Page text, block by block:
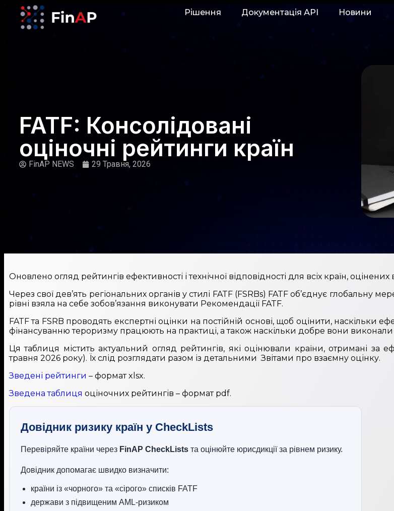
Рішення Документація АРІ Новини
FATF: Консолідовані
оціночні рейтинги країн
FinAP NEWS 29 Травня, 2026
Оновлено огляд рейтингів ефективності і технічної відповідності для всіх країн,
Через свої дев’ять регіональних органів у стилі FATF (FSRBs) FATF об’єднує
рівні взяла на себе зобов’язання виконувати Рекомендації FATF.
FATF та FSRB проводять експертні оцінки на постійній основі, щоб оцінити, наскільки
фінансуванню тероризму працюють на практиці, а також наскільки добре вони виконали
Ця таблиця містить актуальний огляд рейтингів, які оцінювали країни, отримані за
травня 2026 року). Їх слід розглядати разом із детальними Звітами про взаємну оцінку.
Зведені рейтинги – формат xlsx.
Зведена таблиця оціночних рейтингів – формат pdf.
Довідник ризику країн у CheckLists
Перевіряйте країни через FinAP CheckLists та оцінюйте юрисдикції за рівнем ризику.
Довідник допомагає швидко визначити:
країни із «чорного» та «сірого» списків FATF
держави з підвищеним AML-ризиком